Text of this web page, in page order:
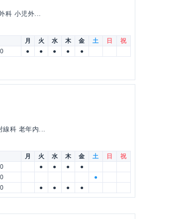
科 小児外...
月 火 水 木 金 土 日
祝
● ● ● ● ●
科 老年内...
月 火 水 木 金 土 日
祝
● ● ●
●
●
● ● ● ●